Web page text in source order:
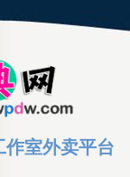
作室外卖平台